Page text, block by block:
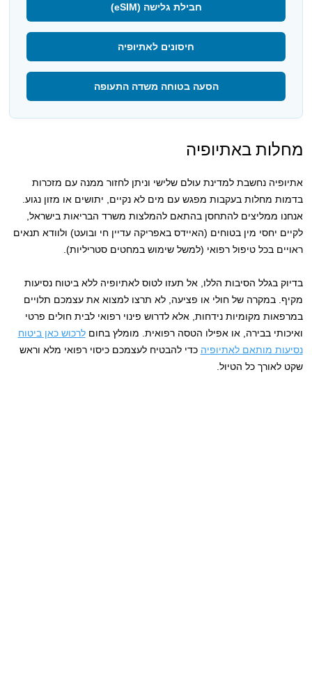
חבילת גלישה (eSIM)
חיסונים לאתיופיה
הסעה בטוחה משדה התעופה
מחלות באתיופיה
אתיופיה נחשבת למדינת עולם שלישי וניתן לחזור ממנה עם מזכרות
בדמות מחלות בעקבות מפגש עם מים לא נקיים, יתושים או מזון נגוע.
אנחנו ממליצים להתחסן בהתאם להמלצות משרד הבריאות בישראל,
לקיים יחסי מין בטוחים (האיידס באפריקה עדיין חי ובועט) ולוודא תנאים
ראויים בכל טיפול רפואי (למשל שימוש במחטים סטריליות).
בדיוק בגלל הסיבות הללו, אל תעזו לטוס לאתיופיה ללא ביטוח נסיעות
מקיף. במקרה של חולי או פציעה, לא תרצו למצוא את עצמכם תלויים
במרפאות מקומיות נידחות, אלא לדרוש פינוי רפואי לבית חולים פרטי
ואיכותי בבירה, או אפילו הטסה רפואית. מומלץ בחוםלרכוש כאן ביטוח
נסיעות מותאם לאתיופיה כדי להבטיח לעצמכם כיסוי רפואי מלא וראש
שקט לאורך כל הטיול.